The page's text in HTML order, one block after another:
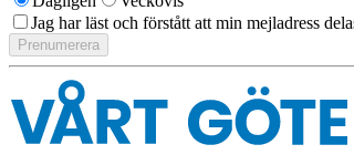
Jag har läst och förstått att min mejladress